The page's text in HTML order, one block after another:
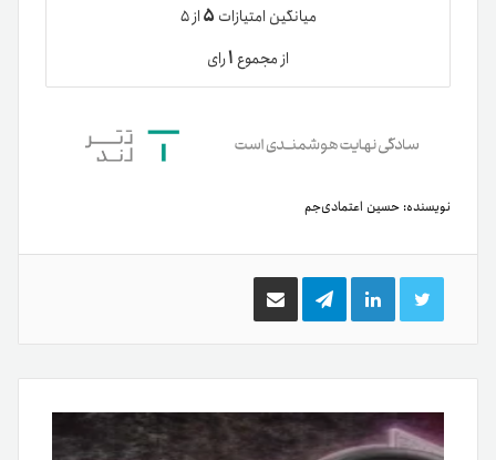
میانگین امتیازات ۵از ۵
از مجموع۱رای
نویسنده: حسین اعتمادی‌جم
توییتر لینکدینتلگرام اشتراک
گذاری
ایمیل